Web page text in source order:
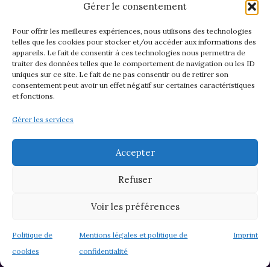
Gérer le consentement
Pour offrir les meilleures expériences, nous utilisons des technologies
telles que les cookies pour stocker et/ou accéder aux informations des
appareils. Le fait de consentir à ces technologies nous permettra de
traiter des données telles que le comportement de navigation ou les ID
uniques sur ce site. Le fait de ne pas consentir ou de retirer son
consentement peut avoir un effet négatif sur certaines caractéristiques
et fonctions.
Gérer les services
Accepter
Refuser
Voir les préférences
Politique de
cookies
Mentions légales et politique de
confidentialité
Imprint
CGV et Retours
Mentions légales & confidentialité
© 2026 Asso M&M - Thème WordPress par
Kadence WP